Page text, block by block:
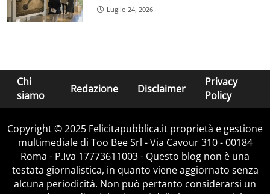
Luglio 24, 2026
Chi
siamo
Redazione Disclaimer
Privacy
Policy
Copyright © 2025 Felicitapubblica.it proprietà e gestione
multimediale di Too Bee Srl - Via Cavour 310 - 00184
Roma - P.Iva 17773611003 - Questo blog non è una
testata giornalistica, in quanto viene aggiornato senza
alcuna periodicità. Non può pertanto considerarsi un